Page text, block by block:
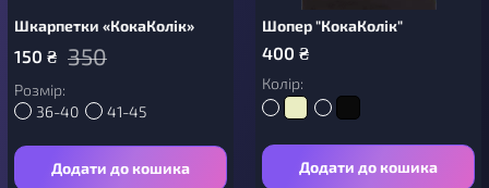
Шкарпетки «КокаКолік»
350
150 ₴
Розмір:
36-40
41-45
Додати до кошика
Шопер "КокаКолік"
400 ₴
Колір:
Додати до кошика